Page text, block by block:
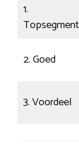
1.
Topsegment
2. Goed
3. Voordeel